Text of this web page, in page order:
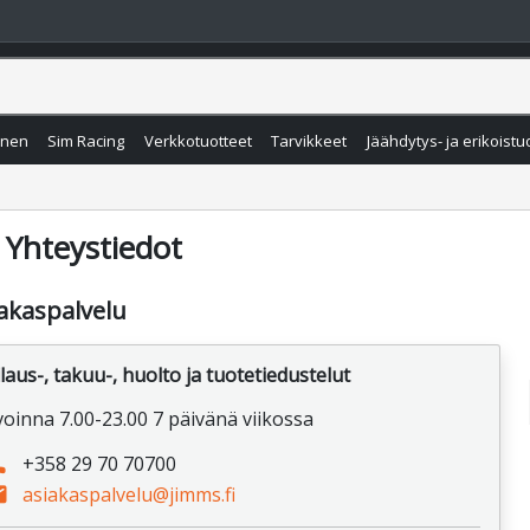
Sim Racing Verkkotuotteet Tarvikkeet Jäähdytys- ja
Yhteystiedot
, takuu-, huolto ja tuotetiedustelut
7.00-23.00 7 päivänä viikossa
+358 29 70 70700
asiakaspalvelu@jimms.fi